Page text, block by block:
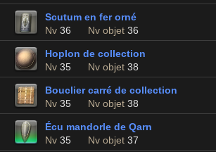
Scutum en fer orné
Nv 36 Nv objet 36
Hoplon de collection
Nv 35 Nv objet 38
Bouclier carré de collection
Nv 35 Nv objet 38
Écu mandorle de Qarn
Nv 35 Nv objet 37